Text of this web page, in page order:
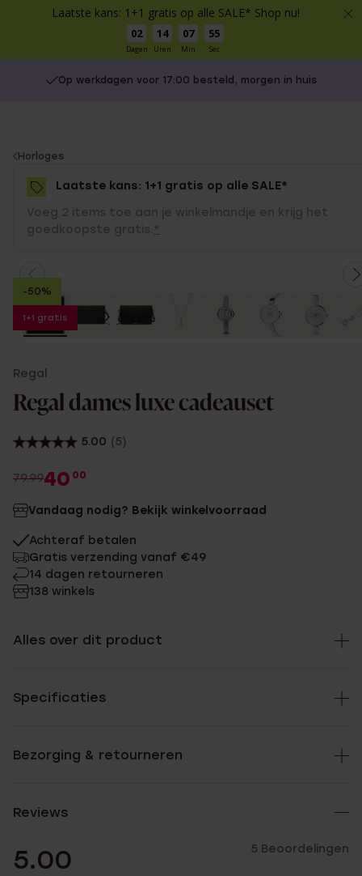
Laatste kans: 1+1 gratis op alle SALE* Shop nu!
02
Dagen
14
Uren
07
Min
55
Sec
Op werkdagen voor 17:00 besteld, morgen in huis
You
are
here:
Horloges
Laatste kans: 1+1 gratis op alle SALE*
Voeg 2 items toe aan je winkelmandje en krijg het
goedkoopste gratis. *
-50%
1+1 gratis
Regal
Regal dames luxe cadeauset
5.00 (5)
79.9940 00
Vandaag nodig? Bekijk winkelvoorraad
Achteraf betalen
Gratis verzending vanaf €49
14 dagen retourneren
138 winkels
Alles over dit product
Specificaties
Bezorging & retourneren
Reviews
5.00 5 Beoordelingen